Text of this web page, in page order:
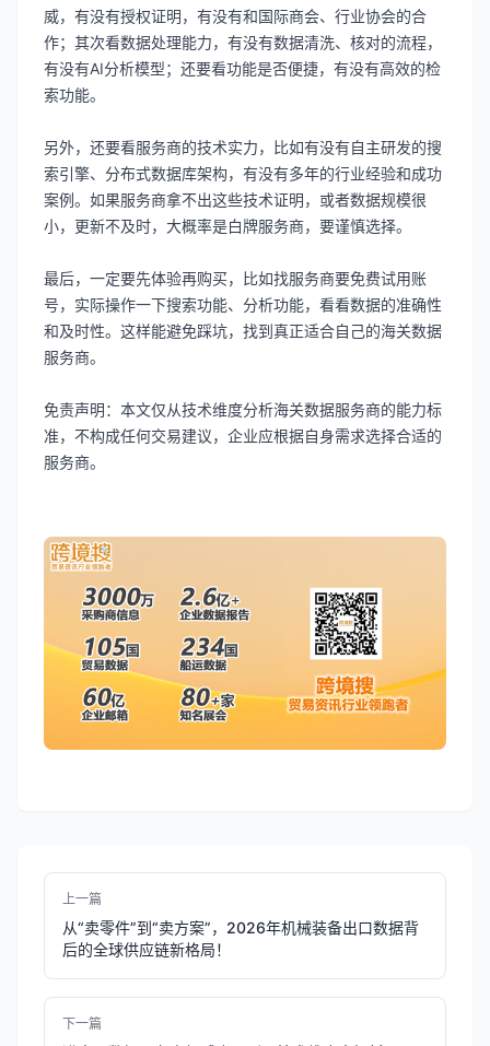
威，有没有授权证明，有没有和国际商会、行业协会的合
作；其次看数据处理能力，有没有数据清洗、核对的流程，
有没有AI分析模型；还要看功能是否便捷，有没有高效的检
索功能。
另外，还要看服务商的技术实力，比如有没有自主研发的搜
索引擎、分布式数据库架构，有没有多年的行业经验和成功
案例。如果服务商拿不出这些技术证明，或者数据规模很
小，更新不及时，大概率是白牌服务商，要谨慎选择。
最后，一定要先体验再购买，比如找服务商要免费试用账
号，实际操作一下搜索功能、分析功能，看看数据的准确性
和及时性。这样能避免踩坑，找到真正适合自己的海关数据
服务商。
免责声明：本文仅从技术维度分析海关数据服务商的能力标
准，不构成任何交易建议，企业应根据自身需求选择合适的
服务商。
上一篇
从“卖零件”到“卖方案”，2026年机械装备出口数据背
后的全球供应链新格局！
下一篇